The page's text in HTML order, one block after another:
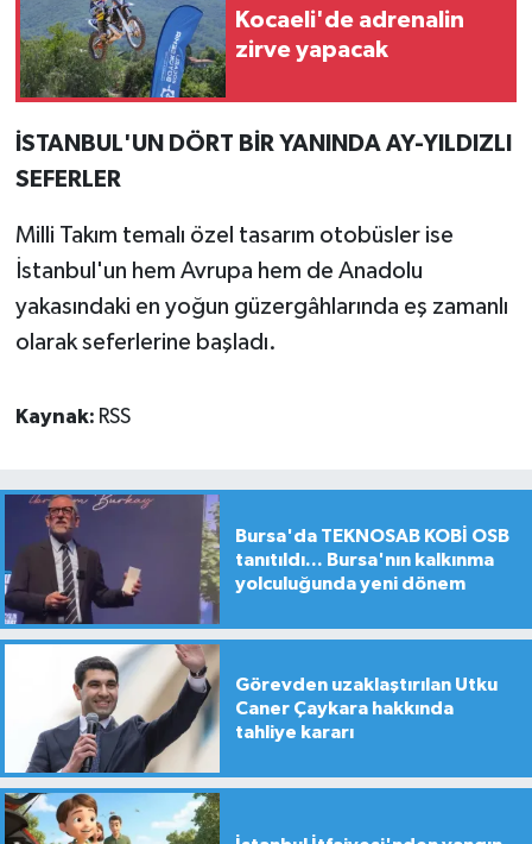
Kocaeli'de adrenalin
zirve yapacak
İSTANBUL'UN DÖRT BİR YANINDA AY-YILDIZLI
SEFERLER
Milli Takım temalı özel tasarım otobüsler ise
İstanbul'un hem Avrupa hem de Anadolu
yakasındaki en yoğun güzergâhlarında eş zamanlı
olarak seferlerine başladı.
Kaynak: RSS
Bursa'da TEKNOSAB KOBİ OSB
tanıtıldı... Bursa'nın kalkınma
yolculuğunda yeni dönem
Görevden uzaklaştırılan Utku
Caner Çaykara hakkında
tahliye kararı